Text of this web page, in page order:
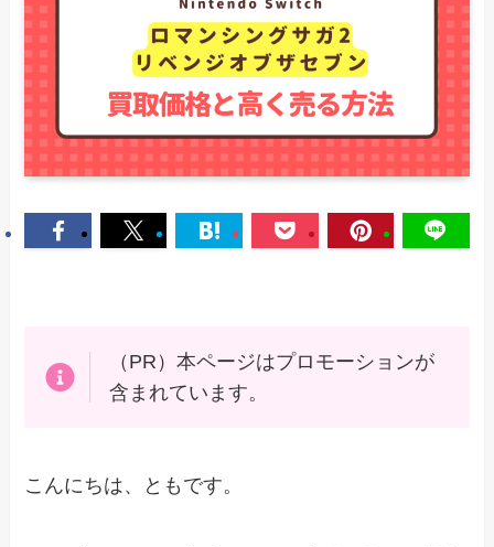
（PR）本ページはプロモーションが
含まれています。
こんにちは、ともです。